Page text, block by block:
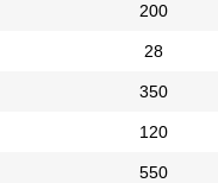
200
28
350
120
550